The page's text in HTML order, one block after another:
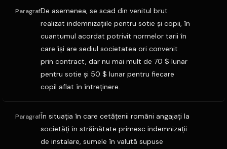
ParagrafDe asemenea, se scad din venitul brut
realizat indemnizaţiile pentru sotie şi copii, în
cuantumul acordat potrivit normelor tarii în
care îşi are sediul societatea ori convenit
prin contract, dar nu mai mult de 70 $ lunar
pentru sotie şi 50 $ lunar pentru fiecare
copil aflat în întreţinere.
ParagrafÎn situaţia în care cetăţenii români angajaţi la
societăţi în străinătate primesc indemnizaţii
de instalare, sumele în valută supuse